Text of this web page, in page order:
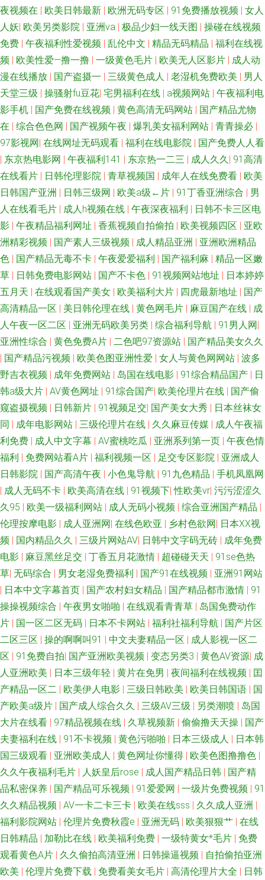
在线播放 影音先锋AV成人片 人人操人人 91字幕中文视频 91色摸 久久一久
久一久久 91免费观看视频 久久精品看久久 91豆花吃瓜视频 久久精品一级毛
国产欧美精 91porn九色蝌蚪 丰满少妇一区二区 有码导航 蜜桃999AV线 91社
在线电影 精品丝袜黑丝在线观看 91爱爱在线影院 国内精品久久98 99中文字
幕在线视频 91com男女操 久久人妻精品 91玉足性爱福利影视足交 日韩成人
网站欧美网站 91伊久 日韩成人久久 久久手机视频免费精品 俺去啦俺去撸 超
利视屏免费试看 91www看黄色软件 国产自怕AV网址 三级片网址91v
www91尤物 1024人妻QV 国产人妻精品 中日韩传媒一区 狠狠操最新地址 91
社区论坛在线 男女做爱视频18 三级久久视频 韩国色片在线 操碰在线视频
95av 天堂色豆花555 超碰爱99 婷婷五月天资源站 成人一级片 新不卡的av在
区 影音先锋久久资源 国产精品一区 91TV高清 韩国午夜理论 久久中文天堂网
成人天堂av 91免费网址 深爱五月激情网 国产一区户外9 91C视频资源在线
极品五月花综合 91看片成人免费在线 91黄色电影院 亚洲国产三级片之网站
国产久久九九 91足交视频在线观看 91国产黑丝原创亚洲 欧美日韩大香蕉在
线 AV之家 亚洲欧美日韩国产 国产精品国偷在线观看 国产豆花在线操 91猫先
生欧美精品 在线国内精品 玖玖偷拍网 91人人艹逼 欧美亚洲天堂网 av日韩高
清在线 91在線免費看片 91晚间福利社 亚洲色悠综合 久久激情毛片 91天堂
网在线 欧美一级在线 91探花遇到极品 探花肏屄视频 大香蕉999 中文字幕海
看成人版
夜视频在 | 欧美日韩最新 | 欧洲无码专区 | 91免费播放视频 | 女人
人妖| 欧美另类影院 | 亚洲va | 极品少妇一线天图 | 操碰在线视频
免费 | 午夜福利性爱视频 | 乱伦中文 | 精品无码精品 | 福利在线视
频 | 欧美性爱—撸一撸 | 一级黄色毛片 | 欧美无人区影片 | 成人动
漫在线播放 | 国产盗摄一 | 三级黄色成人 | 老湿机免费欧美 | 男人
天堂三级 | 操骚射fu豆花| 宅男福利在线 | a视频网站 | 午夜福利电
影手机 | 国产免费在线视频 | 黄色高清无码网站 | 国产精品尤物
在 | 综合色色网 | 国产视频午夜 | 爆乳美女福利网站 | 青青操必 |
97影视网| 在线网址无码观看 | 福利在线电影院 | 国产免费人人看
| 东京热电影网 | 午夜福利141 | 东京热一二三 | 成人久久| 91高清
在线看片 | 日韩伦理影院 | 青草视频国 | 成年人在线免费看 | 欧美
日韩国产亚洲 | 日韩三级网 | 欧美a级←片 | 91丁香亚洲综合 | 男
人在线看毛片 | 成人h视频在线 | 午夜深夜福利 | 日韩不卡三区电
影 | 午夜精品福利网址 | 香蕉视频自拍偷拍 | 欧美视频四区 | 亚欧
洲精彩视频 | 国产素人三级视频 | 成人精品亚洲 | 亚洲欧洲精品
色 | 国产精品无毒不卡 | 午夜爱爱福利 | 国产福利麻 | 精品一区嫩
草 | 日韩免费电影网站 | 国产不卡色 | 91视频网站地址 | 日本婷婷
五月天 | 在线观看国产美女 | 欧美福利大片 | 四虎最新地址 | 国产
高清精品一区 | 美日韩伦理在线 | 黄色网毛片 | 麻豆国产在线 | 成
人午夜一区二区 | 亚洲无码欧美另类 | 综合福利导航 | 91男人网|
亚洲性综合 | 黄色免费A片 | 二色吧97资源站 | 国产精品美女久久
| 国产精品污视频 | 欧美色图亚洲性爱 | 女人与黄色网网站 | 波多
野吉衣视频 | 成年免费网站 | 岛国在线电影 | 91综合精品国产 | 日
韩a级大片 | AV黄色网址 | 91综合国产| 欧美伦理片在线 | 国产偷
窥盗摄视频 | 日韩新片 | 91视频足交| 国产美女大秀 | 日本丝袜女
同 | 成年电影网站 | 三级伦理片在线 | 久久麻豆传媒 | 成人午夜福
利免费 | 成人中文字幕 | AV蜜桃吃瓜 | 亚洲系列第一页 | 午夜色情
福利 | 免费网站看A片 | 福利视频一区 | 足交专区影院 | 亚洲成人
日韩影院 | 国产高清午夜 | 小色鬼导航 | 91九色精品 | 手机凤凰网
| 成人无码不卡 | 欧美高清在线 | 91视频下|性欧美vr| 污污涩涩久
久95 | 欧美一级福利网站 | 成人无码小视频 | 综合亚洲国产精品 |
伦理按摩电影 | 成人亚洲网| 在线色欧亚 | 乡村色欲网| 日本ⅩⅩ视
频 | 国内精品久久 | 三级片网站AV| 日韩中文字码无砖 | 成年免费
电影 | 麻豆黑丝足交 | 丁香五月花激情 | 超碰碰天天 | 91se色热
草| 无码综合 | 男女老湿免费福利 | 国产91在线视频 | 亚洲91网站
| 日本中文字幕首页 | 国产农村妇女精品 | 国产精品都市激情 | 91
操操视频综合 | 午夜男女啪啪 | 在线观看青青草 | 岛国免费动作
片 | 国一区二区无码 | 日本不卡网站 | 福利社福利导航 | 国产片区
二区三区 | 操的啊啊叫91 | 中文夫妻精品一区 | 成人影视一区二
区 | 91免费自拍| 国产亚洲欧美视频 | 变态另类3 | 黄色AV资源| 成
人亚洲欧美 | 日本三级年轻 | 黄片在免男 | 夜间福利在线视频 | 囯
产精品一区二 | 欧美伊人电影 | 三级日韩欧美 | 欧美日韩国语 | 国
产欧美a级片 | 国产成人综合久久 | 三级AV三级 | 另类潮喷 | 岛国
大片在线看 | 97精品视频在线 | 久草视频新 | 偷偷撸天天操 | 国产
夫妻福利在线 | 91不卡视频 | 黄色污啪啪 | 日本三级成人 | 日本韩
国三级观看 | 亚洲欧美成人 | 黄色网址你懂得 | 欧美色图撸撸色 |
久久午夜福利毛片 | 人妖皇后rose | 成人国产精品日韩 | 国产精
品私密保养 | 国产精品可乐视频 | 91爱爱网 | 一级片免费视频 | 91
久久精品视频 | AV一卡二卡三卡 | 欧美在线sss | 久久成人亚洲 |
福利影院网站 | 伦理片免费秋霞e | 亚洲无码 | 欧美狠狠艹 | 在线
日韩精品 | 加勒比在线 | 欧美福利免费 | 一级特黄女*毛片 | 免费
观看黄色A片 | 久久偷拍高清亚洲 | 日韩操逼视频 | 自拍偷拍亚洲
欧美 | 伦理片免费下载 | 免费看美女毛片 | 高清伦理片大全 | 日韩